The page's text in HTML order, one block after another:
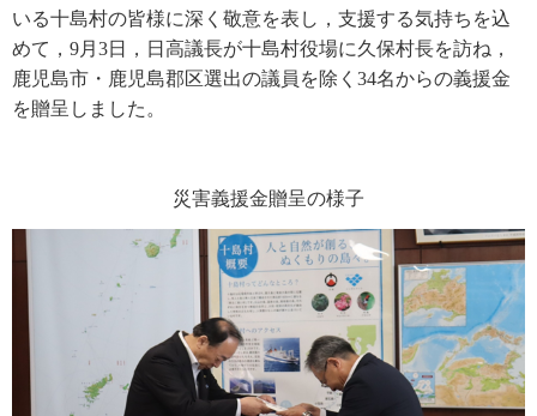
いる十島村の皆様に深く敬意を表し，支援する気持ちを込
めて，9月3日，日高議長が十島村役場に久保村長を訪ね，
鹿児島市・鹿児島郡区選出の議員を除く34名からの義援金
を贈呈しました。
災害義援金贈呈の様子